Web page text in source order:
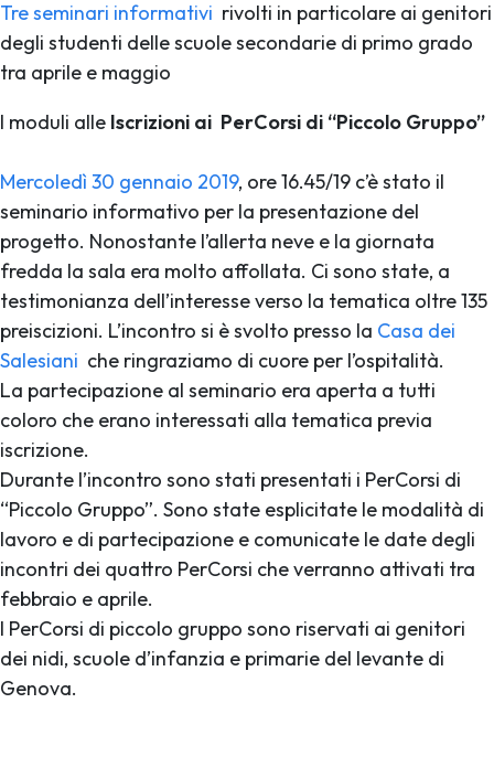
Tre seminari informativi rivolti in particolare ai genitori
degli studenti delle scuole secondarie di primo grado
tra aprile e maggio
I moduli alle Iscrizioni ai PerCorsi di “Piccolo Gruppo”
Mercoledì 30 gennaio 2019, ore 16.45/19 c’è stato il
seminario informativo per la presentazione del
progetto. Nonostante l’allerta neve e la giornata
fredda la sala era molto affollata. Ci sono state, a
testimonianza dell’interesse verso la tematica oltre 135
preiscizioni. L’incontro si è svolto presso la Casa dei
Salesiani che ringraziamo di cuore per l’ospitalità.
La partecipazione al seminario era aperta a tutti
coloro che erano interessati alla tematica previa
iscrizione.
Durante l’incontro sono stati presentati i PerCorsi di
“Piccolo Gruppo”. Sono state esplicitate le modalità di
lavoro e di partecipazione e comunicate le date degli
incontri dei quattro PerCorsi che verranno attivati tra
febbraio e aprile.
I PerCorsi di piccolo gruppo sono riservati ai genitori
dei nidi, scuole d’infanzia e primarie del levante di
Genova.